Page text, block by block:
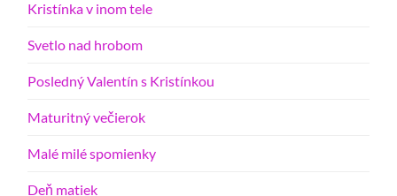
Kristínka v inom tele
Svetlo nad hrobom
Posledný Valentín s Kristínkou
Maturitný večierok
Malé milé spomienky
Deň matiek